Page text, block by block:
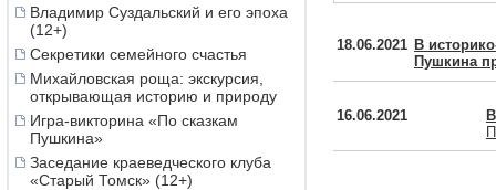
Владимир Суздальский и его эпоха
(12+)
Секретики семейного счастья
Михайловская роща: экскурсия,
открывающая историю и природу
Игра-викторина «По сказкам
Пушкина»
Заседание краеведческого клуба
«Старый Томск» (12+)
2021 декабрь,октябрь
декабрь
2018 декабрь ноябрь
ноябрь
18.06.2021 В
Пушкина
16.06.2021